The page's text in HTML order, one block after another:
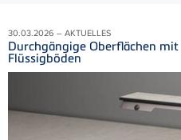
30.03.2026 – AKTUELLES
Durchgängige Oberflächen mit
Flüssigböden